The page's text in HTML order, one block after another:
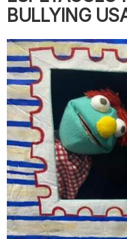
BULLYING